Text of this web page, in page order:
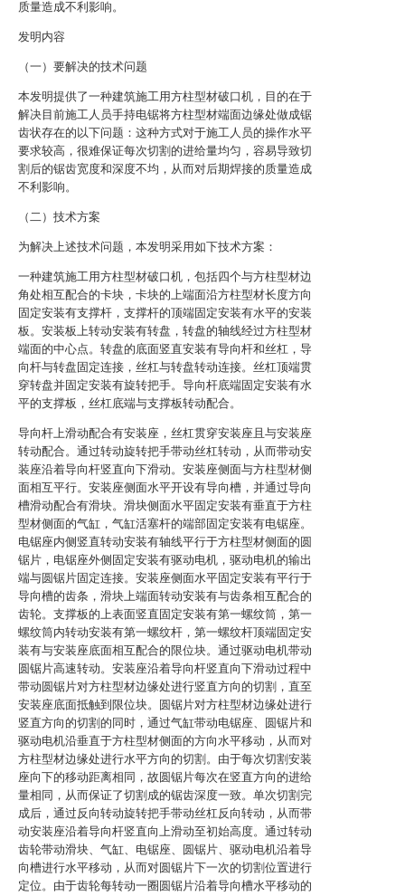
质量造成不利影响。
发明内容
（一）要解决的技术问题
本发明提供了一种建筑施工用方柱型材破口机，目的在于
解决目前施工人员手持电锯将方柱型材端面边缘处做成锯
齿状存在的以下问题：这种方式对于施工人员的操作水平
要求较高，很难保证每次切割的进给量均匀，容易导致切
割后的锯齿宽度和深度不均，从而对后期焊接的质量造成
不利影响。
（二）技术方案
为解决上述技术问题，本发明采用如下技术方案：
一种建筑施工用方柱型材破口机，包括四个与方柱型材边
角处相互配合的卡块，卡块的上端面沿方柱型材长度方向
固定安装有支撑杆，支撑杆的顶端固定安装有水平的安装
板。安装板上转动安装有转盘，转盘的轴线经过方柱型材
端面的中心点。转盘的底面竖直安装有导向杆和丝杠，导
向杆与转盘固定连接，丝杠与转盘转动连接。丝杠顶端贯
穿转盘并固定安装有旋转把手。导向杆底端固定安装有水
平的支撑板，丝杠底端与支撑板转动配合。
导向杆上滑动配合有安装座，丝杠贯穿安装座且与安装座
转动配合。通过转动旋转把手带动丝杠转动，从而带动安
装座沿着导向杆竖直向下滑动。安装座侧面与方柱型材侧
面相互平行。安装座侧面水平开设有导向槽，并通过导向
槽滑动配合有滑块。滑块侧面水平固定安装有垂直于方柱
型材侧面的气缸，气缸活塞杆的端部固定安装有电锯座。
电锯座内侧竖直转动安装有轴线平行于方柱型材侧面的圆
锯片，电锯座外侧固定安装有驱动电机，驱动电机的输出
端与圆锯片固定连接。安装座侧面水平固定安装有平行于
导向槽的齿条，滑块上端面转动安装有与齿条相互配合的
齿轮。支撑板的上表面竖直固定安装有第一螺纹筒，第一
螺纹筒内转动安装有第一螺纹杆，第一螺纹杆顶端固定安
装有与安装座底面相互配合的限位块。通过驱动电机带动
圆锯片高速转动。安装座沿着导向杆竖直向下滑动过程中
带动圆锯片对方柱型材边缘处进行竖直方向的切割，直至
安装座底面抵触到限位块。圆锯片对方柱型材边缘处进行
竖直方向的切割的同时，通过气缸带动电锯座、圆锯片和
驱动电机沿垂直于方柱型材侧面的方向水平移动，从而对
方柱型材边缘处进行水平方向的切割。由于每次切割安装
座向下的移动距离相同，故圆锯片每次在竖直方向的进给
量相同，从而保证了切割成的锯齿深度一致。单次切割完
成后，通过反向转动旋转把手带动丝杠反向转动，从而带
动安装座沿着导向杆竖直向上滑动至初始高度。通过转动
齿轮带动滑块、气缸、电锯座、圆锯片、驱动电机沿着导
向槽进行水平移动，从而对圆锯片下一次的切割位置进行
定位。由于齿轮每转动一圈圆锯片沿着导向槽水平移动的